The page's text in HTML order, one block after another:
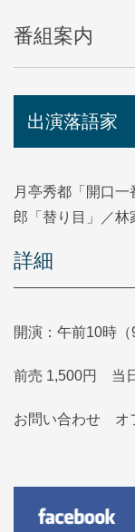
番組案内
出演落語家
月亭秀都「開口
郎「替り目」／林
詳細
開演：午前10時
前売 1,500円 当
お問い合わせ オ